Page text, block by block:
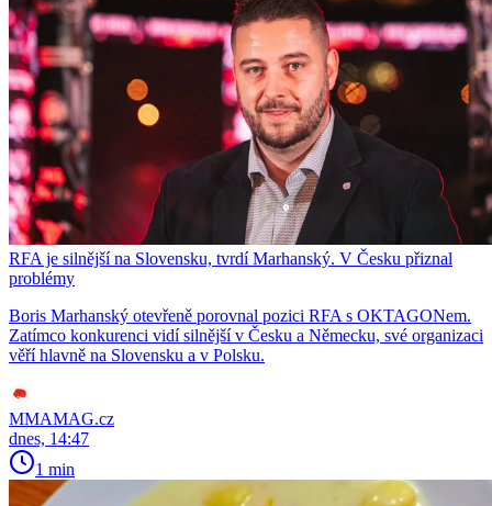
RFA je silnější na Slovensku, tvrdí Marhanský. V Česku přiznal
problémy
Boris Marhanský otevřeně porovnal pozici RFA s OKTAGONem.
Zatímco konkurenci vidí silnější v Česku a Německu, své organizaci
věří hlavně na Slovensku a v Polsku.
MMAMAG.cz
dnes, 14:47
1 min